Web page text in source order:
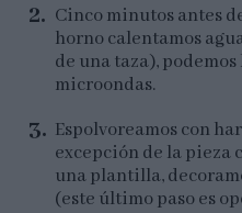
Cinco minutos antes
horno calentamos
de una taza),
microondas.
Espolvoreamos con
excepción de la pieza
una plantilla,
(este último paso es